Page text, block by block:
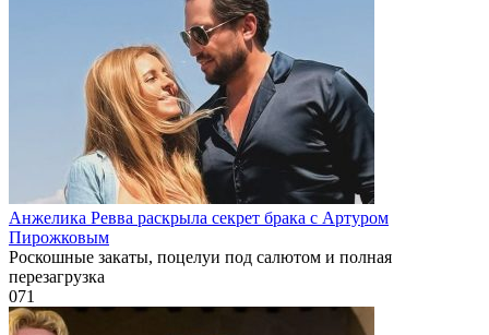
Анжелика Ревва раскрыла секрет брака с Артуром
Пирожковым
Роскошные закаты, поцелуи под салютом и полная
перезагрузка
071